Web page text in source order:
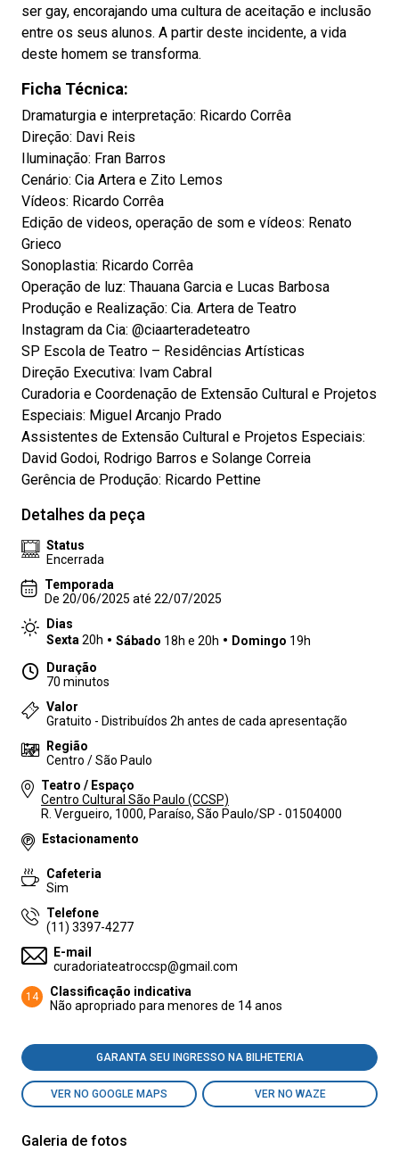
ser gay, encorajando uma cultura de aceitação e inclusão
entre os seus alunos. A partir deste incidente, a vida
deste homem se transforma.
Ficha Técnica:
Dramaturgia e interpretação: Ricardo Corrêa
Direção: Davi Reis
Iluminação: Fran Barros
Cenário: Cia Artera e Zito Lemos
Vídeos: Ricardo Corrêa
Edição de videos, operação de som e vídeos: Renato
Grieco
Sonoplastia: Ricardo Corrêa
Operação de luz: Thauana Garcia e Lucas Barbosa
Produção e Realização: Cia. Artera de Teatro
Instagram da Cia: @ciaarteradeteatro
SP Escola de Teatro – Residências Artísticas
Direção Executiva: Ivam Cabral
Curadoria e Coordenação de Extensão Cultural e Projetos
Especiais: Miguel Arcanjo Prado
Assistentes de Extensão Cultural e Projetos Especiais:
David Godoi, Rodrigo Barros e Solange Correia
Gerência de Produção: Ricardo Pettine
Detalhes da peça
Status
Encerrada
Temporada
De 20/06/2025 até 22/07/2025
Dias
Sexta 20h Sábado 18h e 20h Domingo 19h
Duração
70 minutos
Valor
Gratuito - Distribuídos 2h antes de cada apresentação
Região
Centro / São Paulo
Teatro / Espaço
Centro Cultural São Paulo (CCSP)
R. Vergueiro, 1000, Paraíso, São Paulo/SP - 01504000
Estacionamento
Cafeteria
Sim
Telefone
(11) 3397-4277
E-mail
curadoriateatroccsp@gmail.com
14
Classificação indicativa
Não apropriado para menores de 14 anos
GARANTA SEU INGRESSO NA BILHETERIA
VER NO GOOGLE MAPS VER NO WAZE
Galeria de fotos